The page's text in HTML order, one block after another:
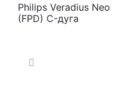
Philips Veradius Neo
(FPD) C-дуга